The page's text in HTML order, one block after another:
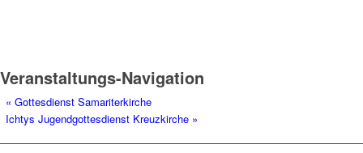
Veranstaltungs-Navigation
« Gottesdienst Samariterkirche
Ichtys Jugendgottesdienst Kreuzkirche »